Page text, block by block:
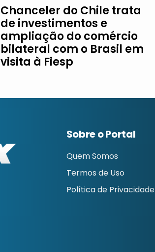
Chanceler do Chile trata
de investimentos e
ampliação do comércio
bilateral com o Brasil em
visita à Fiesp
Sobre o Portal
Quem Somos
Termos de Uso
Política de Privacidade